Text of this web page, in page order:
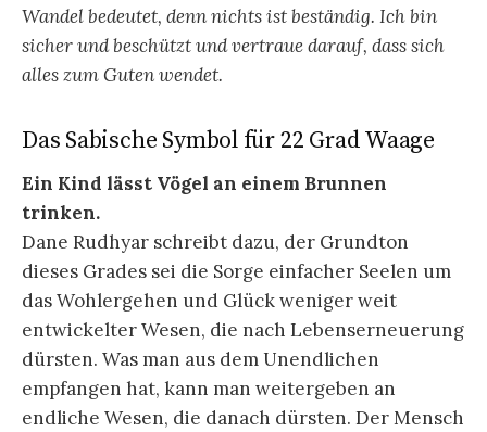
Wandel bedeutet, denn nichts ist beständig. Ich bin
sicher und beschützt und vertraue darauf, dass sich
alles zum Guten wendet.
Das Sabische Symbol für 22 Grad Waage
Ein Kind lässt Vögel an einem Brunnen
trinken.
Dane Rudhyar schreibt dazu, der Grundton
dieses Grades sei die Sorge einfacher Seelen um
das Wohlergehen und Glück weniger weit
entwickelter Wesen, die nach Lebenserneuerung
dürsten. Was man aus dem Unendlichen
empfangen hat, kann man weitergeben an
endliche Wesen, die danach dürsten. Der Mensch